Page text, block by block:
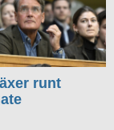
runt